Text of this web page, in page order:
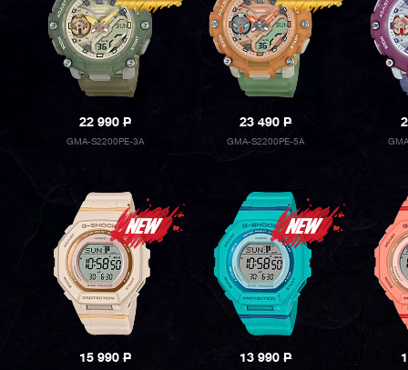
22 990P
GMA-S2200PE-3A
23 490P
GMA-S2200PE-5A
15 990P 13 990P